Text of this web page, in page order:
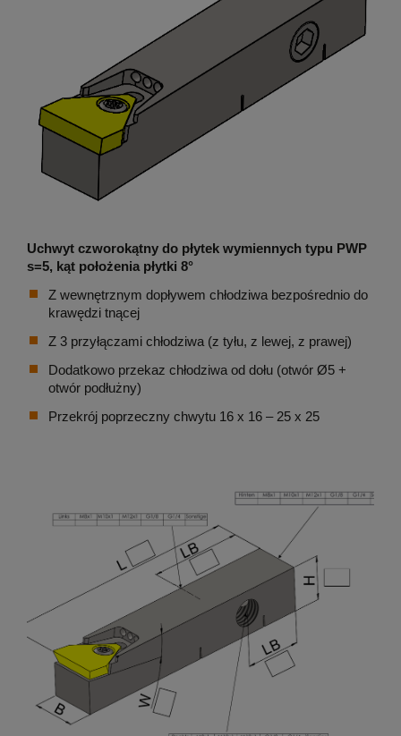
Uchwyt czworokątny do płytek wymiennych typu PWP
s=5, kąt położenia płytki 8°
Z wewnętrznym dopływem chłodziwa bezpośrednio do
krawędzi tnącej
Z 3 przyłączami chłodziwa (z tyłu, z lewej, z prawej)
Dodatkowo przekaz chłodziwa od dołu (otwór Ø5 +
otwór podłużny)
Przekrój poprzeczny chwytu 16 x 16 – 25 x 25